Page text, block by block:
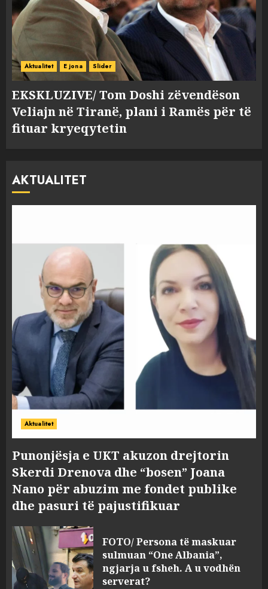
Aktualitet E jona Slider
EKSKLUZIVE/ Tom Doshi zëvendëson
Veliajn në Tiranë, plani i Ramës për të
fituar kryeqytetin
AKTUALITET
Aktualitet
Punonjësja e UKT akuzon drejtorin
Skerdi Drenova dhe “bosen” Joana
Nano për abuzim me fondet publike
dhe pasuri të pajustifikuar
FOTO/ Persona të maskuar
sulmuan “One Albania”,
ngjarja u fsheh. A u vodhën
serverat?